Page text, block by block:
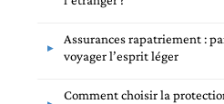
Assurances rapatriement :
voyager l’esprit léger
Comment choisir la